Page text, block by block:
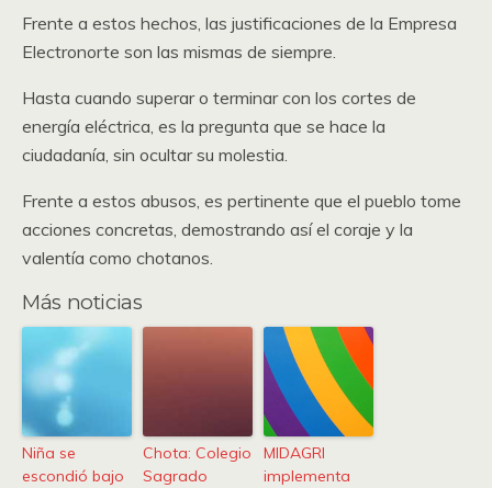
Frente a estos hechos, las justificaciones de la Empresa
Electronorte son las mismas de siempre.
Hasta cuando superar o terminar con los cortes de
energía eléctrica, es la pregunta que se hace la
ciudadanía, sin ocultar su molestia.
Frente a estos abusos, es pertinente que el pueblo tome
acciones concretas, demostrando así el coraje y la
valentía como chotanos.
Más noticias
Niña se
escondió bajo
Chota: Colegio
Sagrado
MIDAGRI
implementa